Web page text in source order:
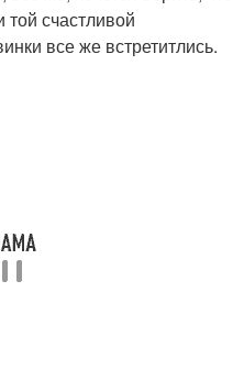
счастливой
все же встретитлись.